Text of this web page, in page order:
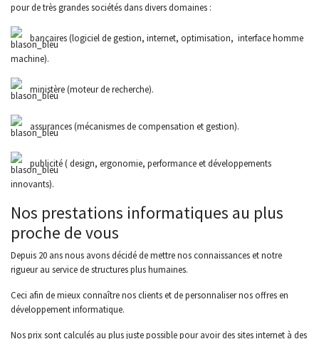
pour de très grandes sociétés dans divers domaines :
bancaires (logiciel de gestion, internet, optimisation, interface homme
machine).
ministère (moteur de recherche).
assurances (mécanismes de compensation et gestion).
publicité ( design, ergonomie, performance et développements
innovants).
Nos prestations informatiques au plus
proche de vous
Depuis 20 ans nous avons décidé de mettre nos connaissances et notre
rigueur au service de structures plus humaines.
Ceci afin de mieux connaître nos clients et de personnaliser nos offres en
développement informatique.
Nos prix sont calculés au plus juste possible pour avoir des sites internet à des